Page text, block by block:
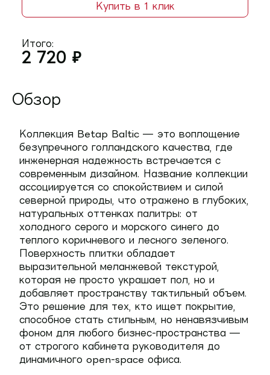
Купить в 1 клик
Итого:
2 720 ₽
Обзор
Коллекция Betap Baltic — это воплощение
безупречного голландского качества, где
инженерная надежность встречается с
современным дизайном. Название коллекции
ассоциируется со спокойствием и силой
северной природы, что отражено в глубоких,
натуральных оттенках палитры: от
холодного серого и морского синего до
теплого коричневого и лесного зеленого.
Поверхность плитки обладает
выразительной меланжевой текстурой,
которая не просто украшает пол, но и
добавляет пространству тактильный объем.
Это решение для тех, кто ищет покрытие,
способное стать стильным, но ненавязчивым
фоном для любого бизнес-пространства —
от строгого кабинета руководителя до
динамичного open-space офиса.